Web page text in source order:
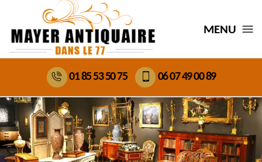
MENU
01 85 53 50 75 06 07 49 00 89